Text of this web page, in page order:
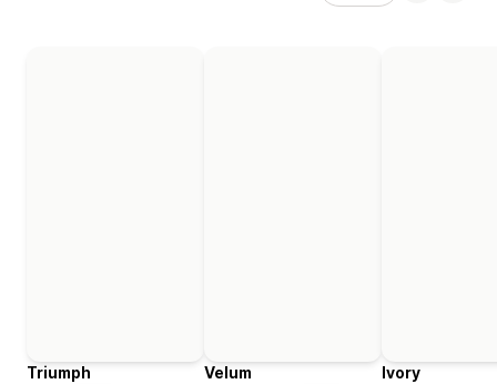
Triumph
Velum
Ivory